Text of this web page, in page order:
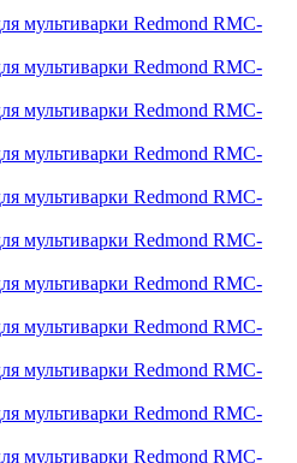
мультиварки Redmond RMC-
мультиварки Redmond RMC-
мультиварки Redmond RMC-
мультиварки Redmond RMC-
мультиварки Redmond RMC-
мультиварки Redmond RMC-
мультиварки Redmond RMC-
мультиварки Redmond RMC-
мультиварки Redmond RMC-
мультиварки Redmond RMC-
мультиварки Redmond RMC-